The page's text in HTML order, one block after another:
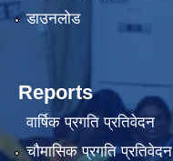
डाउनलोड
Reports
वार्षिक प्रगति प्रतिवेदन
चौमासिक प्रगति प्रतिवेदन